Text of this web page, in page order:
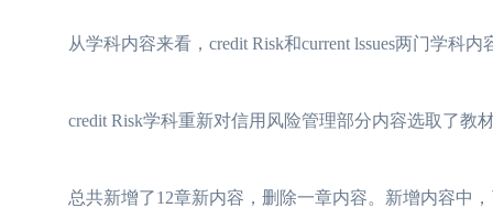
从学科内容来看，credit Risk和current lssues两门学科内
credit Risk学科重新对信用风险管理部分内容选取了教
总共新增了12章新内容，删除一章内容。新增内容中，